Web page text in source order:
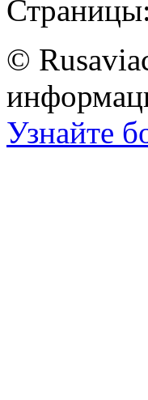
Страницы:
©
Узнайте